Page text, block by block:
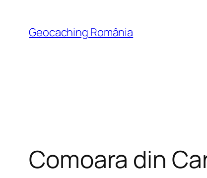
content
Geocaching România
Comoara din